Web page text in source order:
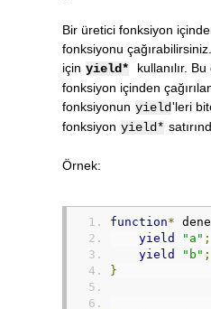
Bir üretici fonksiyon
fonksiyonu
için yield*
kullanılır.
fonksiyon içinden
fonksiyonun yield'leri
fonksiyon yield*
Örnek:
function*
yield
"a" ;
yield
"b" ;
}